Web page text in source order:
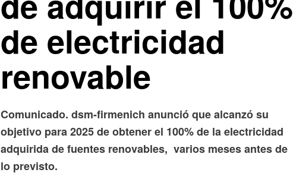
de electricidad
renovable
Comunicado. dsm-firmenich anunció que alcanzó su
objetivo para 2025 de obtener el 100% de la electricidad
adquirida de fuentes renovables, varios meses antes de
lo previsto.